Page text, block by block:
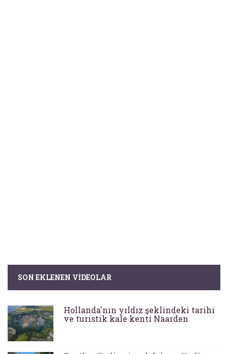
SON EKLENEN VIDEOLAR
Hollanda'nın yıldız şeklindeki tarihi
ve turistik kale kenti Naarden